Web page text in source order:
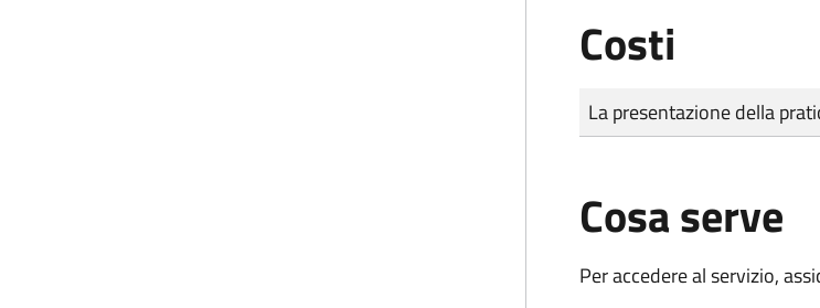
Costi
Tipo di pagamento
Importo
La presentazione della
Cosa serve
Per accedere al servizio,